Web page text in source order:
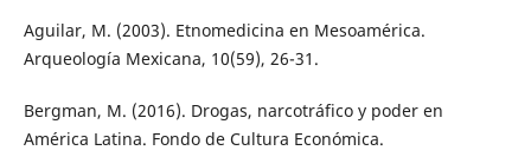
Aguilar, M. (2003). Etnomedicina en Mesoamérica.
Arqueología Mexicana, 10(59), 26-31.
Bergman, M. (2016). Drogas, narcotráfico y poder en
América Latina. Fondo de Cultura Económica.